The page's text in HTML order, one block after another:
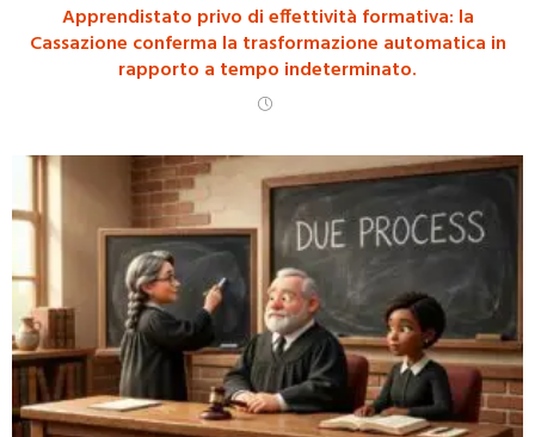
Apprendistato privo di effettività formativa: la
Cassazione conferma la trasformazione automatica in
rapporto a tempo indeterminato.